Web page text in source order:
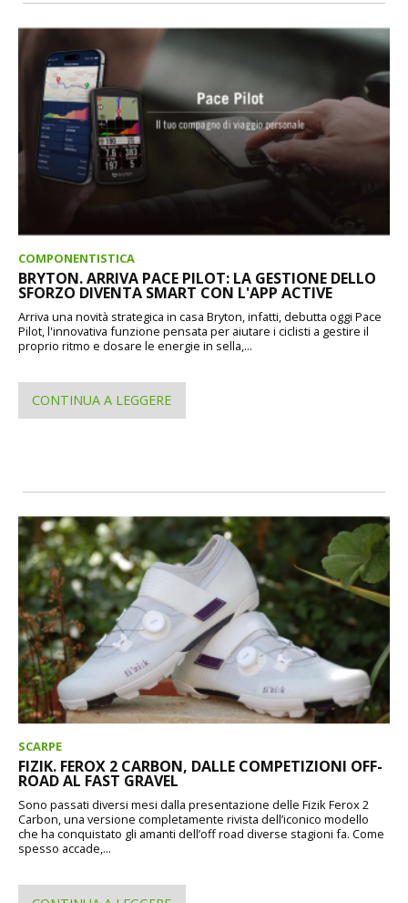
COMPONENTISTICA
BRYTON. ARRIVA PACE PILOT: LA GESTIONE DELLO
SFORZO DIVENTA SMART CON L'APP ACTIVE
Arriva una novità strategica in casa Bryton, infatti, debutta oggi Pace
Pilot, l'innovativa funzione pensata per aiutare i ciclisti a gestire il
proprio ritmo e dosare le energie in sella,...
CONTINUA A LEGGERE
SCARPE
FIZIK. FEROX 2 CARBON, DALLE COMPETIZIONI OFF-
ROAD AL FAST GRAVEL
Sono passati diversi mesi dalla presentazione delle Fizik Ferox 2
Carbon, una versione completamente rivista dell’iconico modello
che ha conquistato gli amanti dell’off road diverse stagioni fa. Come
spesso accade,...